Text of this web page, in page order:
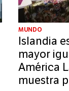
MUNDO
Islandia
mayor
América
muestra